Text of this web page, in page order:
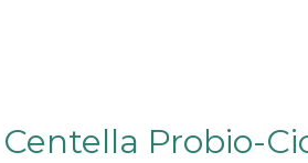
Probio-